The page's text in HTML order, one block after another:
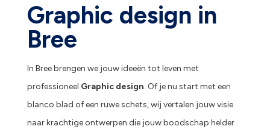
Graphic design in
Bree
In Bree brengen we jouw ideeën tot leven met
professioneel Graphic design. Of je nu start met een
blanco blad of een ruwe schets, wij vertalen jouw visie
naar krachtige ontwerpen die jouw boodschap helder